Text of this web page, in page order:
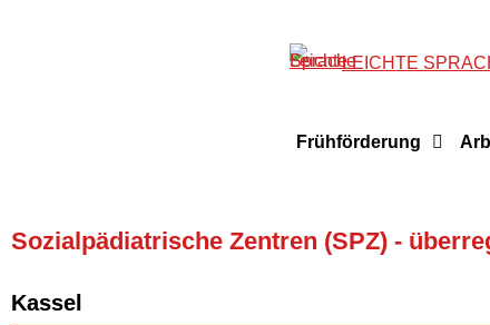
LEICHTE
Frühförderung
Sozialpädiatrische Zentren (SPZ) -
Kassel